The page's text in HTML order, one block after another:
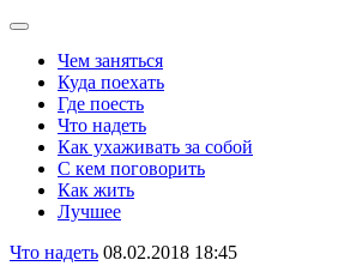
Чем заняться
Куда поехать
Где поесть
Что надеть
Как ухаживать за собой
С кем поговорить
Как жить
Лучшее
Что надеть 08.02.2018 18:45